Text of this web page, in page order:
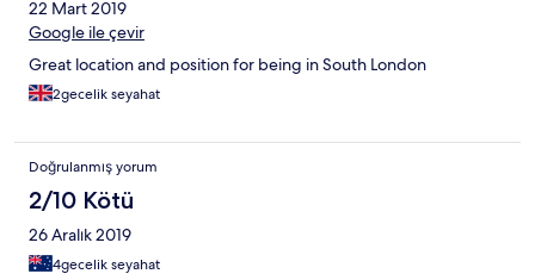
22 Mart 2019
Google ile çevir
Great location and position for being in South London
2gecelik seyahat
Doğrulanmış yorum
2/10 Kötü
26 Aralık 2019
4gecelik seyahat